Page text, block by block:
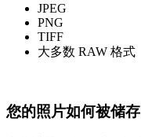
JPEG
PNG
TIFF
大多数 RAW 格式
您的照片如何被储存